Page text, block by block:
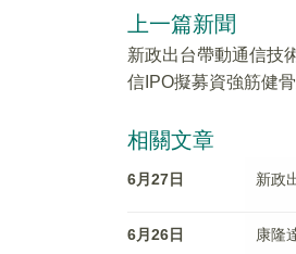
上一篇新聞
新政出台帶動通信技
信IPO擬募資強筋健
相關文章
6月27日 新政
6月26日 康隆